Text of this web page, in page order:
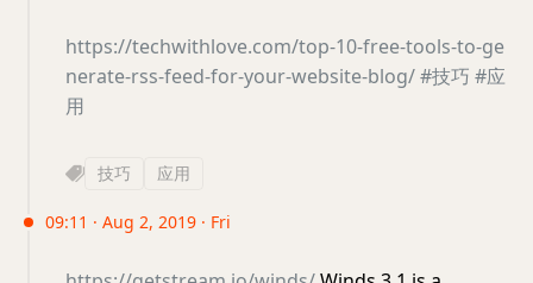
https://techwithlove.com/top-10-free-tools-to-ge
nerate-rss-feed-for-your-website-blog/#技巧 #应
用
技巧 应用
09:11 · Aug 2, 2019 · Fri